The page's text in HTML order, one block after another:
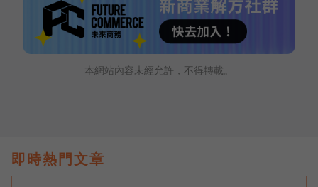
本網站內容未經允許，不得轉載。
即時熱門文章